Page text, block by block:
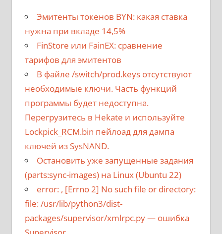
Эмитенты токенов BYN: какая ставка
нужна при вкладе 14,5%
FinStore или FainEX: сравнение
тарифов для эмитентов
В файле /switch/prod.keys отсутствуют
необходимые ключи. Часть функций
программы будет недоступна.
Перегрузитесь в Hekate и используйте
Lockpick_RCM.bin пейлоад для дампа
ключей из SysNAND.
Остановить уже запущенные задания
(parts:sync-images) на Linux (Ubuntu 22)
error: , [Errno 2] No such file or directory:
file: /usr/lib/python3/dist-
packages/supervisor/xmlrpc.py— ошибка